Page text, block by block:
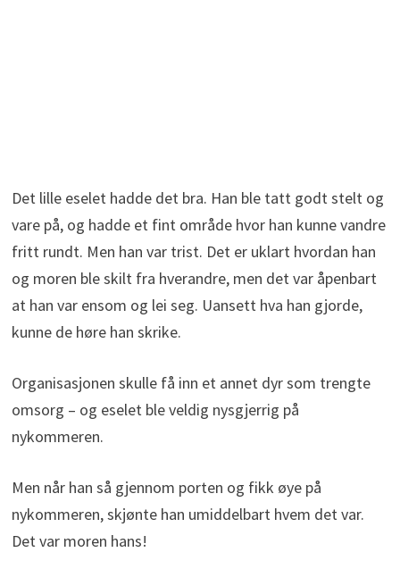
Det lille eselet hadde det bra. Han ble tatt godt stelt og
vare på, og hadde et fint område hvor han kunne vandre
fritt rundt. Men han var trist. Det er uklart hvordan han
og moren ble skilt fra hverandre, men det var åpenbart
at han var ensom og lei seg. Uansett hva han gjorde,
kunne de høre han skrike.
Organisasjonen skulle få inn et annet dyr som trengte
omsorg – og eselet ble veldig nysgjerrig på
nykommeren.
Men når han så gjennom porten og fikk øye på
nykommeren, skjønte han umiddelbart hvem det var.
Det var moren hans!